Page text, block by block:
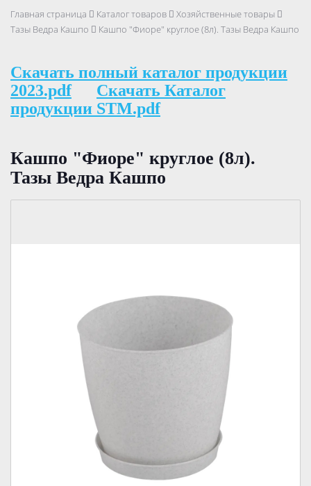
Главная страница Каталог товаров
Хозяйственные товары
Тазы Ведра Кашпо
Кашпо "Фиоре" круглое (8л). Тазы Ведра Кашпо
Скачать полный каталог продукции
2023.pdf
Скачать Каталог
продукции STM.pdf
Кашпо "Фиоре" круглое (8л).
Тазы Ведра Кашпо